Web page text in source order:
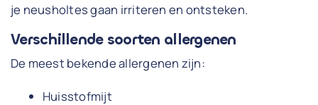
je neusholtes gaan irriteren en ontsteken.
Verschillende soorten allergenen
De meest bekende allergenen zijn:
Huisstofmijt